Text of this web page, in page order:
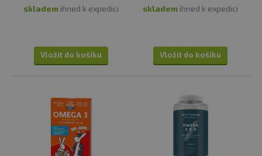
skladem ihned k expedici
Vložit do košíku
skladem ihned k expedici
Vložit do košíku